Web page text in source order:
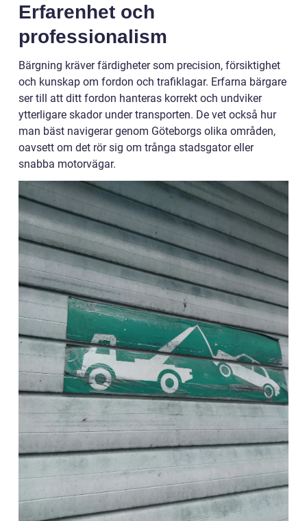
Erfarenhet och
professionalism
Bärgning kräver färdigheter som precision, försiktighet
och kunskap om fordon och trafiklagar. Erfarna bärgare
ser till att ditt fordon hanteras korrekt och undviker
ytterligare skador under transporten. De vet också hur
man bäst navigerar genom Göteborgs olika områden,
oavsett om det rör sig om trånga stadsgator eller
snabba motorvägar.